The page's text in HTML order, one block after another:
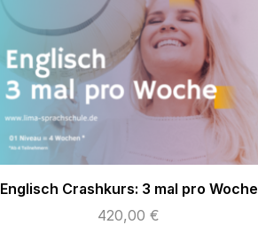
Englisch Crashkurs: 3 mal pro Woche
420,00 €